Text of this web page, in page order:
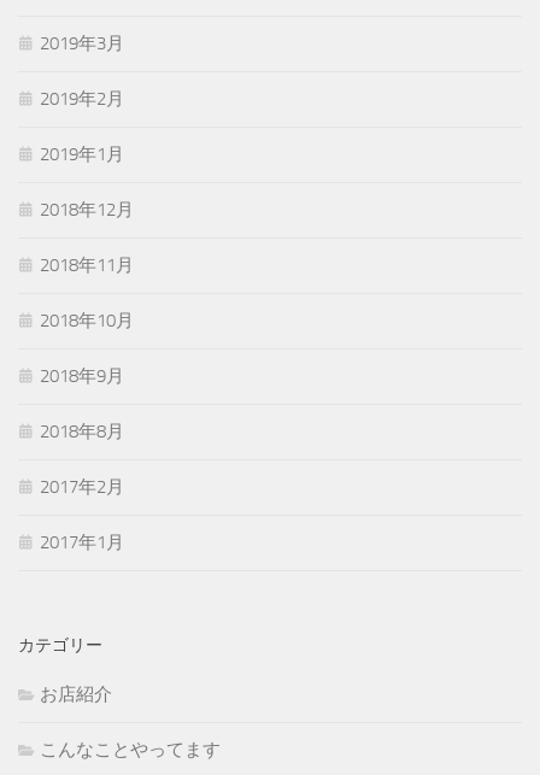
2019年3月
2019年2月
2019年1月
2018年12月
2018年11月
2018年10月
2018年9月
2018年8月
2017年2月
2017年1月
カテゴリー
お店紹介
こんなことやってます